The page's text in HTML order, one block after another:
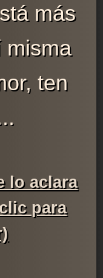
más
misma
ten
lo aclara
para